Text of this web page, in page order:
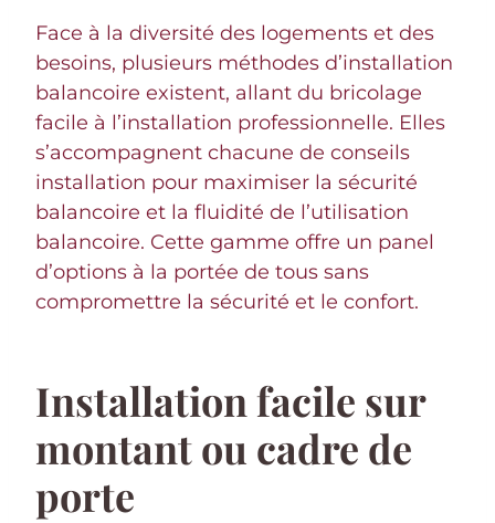
Face à la diversité des logements et des
besoins, plusieurs méthodes d’installation
balancoire existent, allant du bricolage
facile à l’installation professionnelle. Elles
s’accompagnent chacune de conseils
installation pour maximiser la sécurité
balancoire et la fluidité de l’utilisation
balancoire. Cette gamme offre un panel
d’options à la portée de tous sans
compromettre la sécurité et le confort.
Installation facile sur
montant ou cadre de
porte